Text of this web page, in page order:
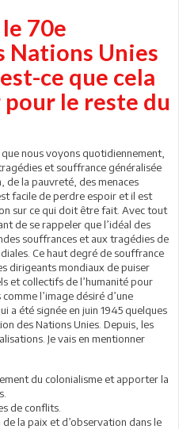
70e
Nations Unies
ce que cela
le reste du
nous voyons quotidiennement,
et souffrance généralisée
de la pauvreté, des menaces
facile de perdre espoir et il est
sur ce qui doit être fait. Avec tout
de se rappeler que l’idéal des
souffrances et aux tragédies de
Ce haut degré de souffrance
dirigeants mondiaux de puiser
et collectifs de l’humanité pour
l’image désiré d’une
a été signée en juin 1945 quelques
des Nations Unies. Depuis, les
Je vais en mentionner
du colonialisme et apporter la
de conflits.
la paix et d’observation dans le